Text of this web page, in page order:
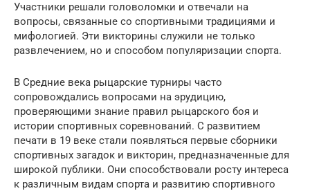
Участники решали головоломки и отвечали на
вопросы, связанные со спортивными традициями и
мифологией. Эти викторины служили не только
развлечением, но и способом популяризации спорта.
В Средние века рыцарские турниры часто
сопровождались вопросами на эрудицию,
проверяющими знание правил рыцарского боя и
истории спортивных соревнований. С развитием
печати в 19 веке стали появляться первые сборники
спортивных загадок и викторин, предназначенные для
широкой публики. Они способствовали росту интереса
к различным видам спорта и развитию спортивного